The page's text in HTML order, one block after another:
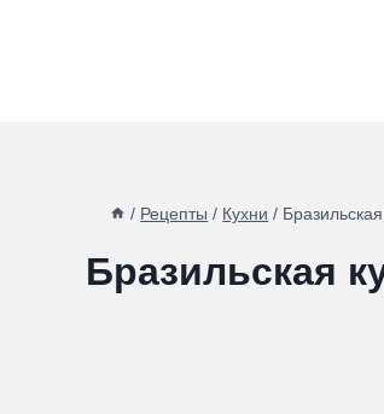
/ Рецепты / Кухни /
Бразильская